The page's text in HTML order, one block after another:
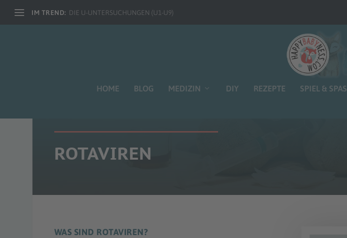
IM TREND: DIE U-UNTERSUCHUNGEN (U1-U9)
HOME BLOG MEDIZIN DIY REZEPTE SPIEL & SPASS
ROTAVIREN
WAS SIND ROTAVIREN?